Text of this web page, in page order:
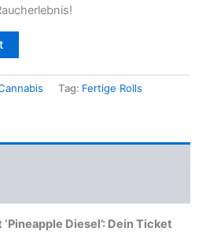
Tag: Fertige Rolls
Diesel’: Dein Ticket